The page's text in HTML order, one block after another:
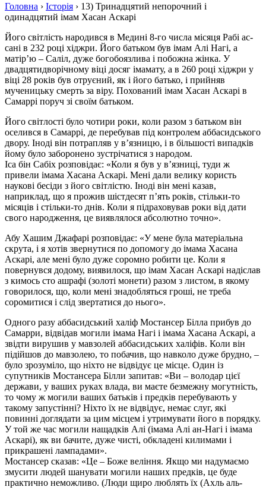
Головна › Історія › 13) Тринадцятий непорочний і
одинадцятий імам Хасан Аскарі
Його світлість народився в Медині 8-го числа місяця Рабі ас-
сані в 232 році хіджри. Його батьком був імам Алі Нагі, а
матір’ю – Саліл, дуже богобоязлива і побожна жінка. У
двадцятидворічному віці досяг імамату, а в 260 році хіджри у
віці 28 років був отруєний, як і його батько, і прийняв
мученицьку смерть за віру. Похований імам Хасан Аскарі в
Самаррі поруч зі своїм батьком.
Його світлості було чотири роки, коли разом з батьком він
оселився в Самаррі, де перебував під контролем аббасидського
двору. Іноді він потрапляв у в’язницю, і в більшості випадків
йому було заборонено зустрічатися з народом.
Іса бін Сабіх розповідає: «Коли я був у в’язниці, туди ж
привели імама Хасана Аскарі. Мені дали велику користь
наукові бесіди з його світлістю. Іноді він мені казав,
наприклад, що я прожив шістдесят п’ять років, стільки-то
місяців і стільки-то днів. Коли я підраховував роки від дати
свого народження, це виявлялося абсолютно точно».
Абу Хашим Джафарі розповідає: «У мене була матеріальна
скрута, і я хотів звернутися по допомогу до імама Хасана
Аскарі, але мені було дуже соромно робити це. Коли я
повернувся додому, виявилося, що імам Хасан Аскарі надіслав
з кимось сто ашрафі (золоті монети) разом з листом, в якому
говорилося, що, коли мені знадобляться гроші, не треба
соромитися і слід звертатися до нього».
Одного разу аббасидський халіф Мостансер Білла прибув до
Самарри, відвідав могили імама Нагі і імама Хасана Аскарі, а
звідти вирушив у мавзолей аббасидських халіфів. Коли він
підійшов до мавзолею, то побачив, що навколо дуже брудно, –
було зрозуміло, що ніхто не відвідує це місце. Один із
супутників Мостансера Білли запитав: «Ви – володар цієї
держави, у ваших руках влада, ви маєте безмежну могутність,
то чому ж могили ваших батьків і предків перебувають у
такому запустінні? Ніхто їх не відвідує, немає слуг, які
повинні доглядати за цим місцем і утримувати його в порядку.
У той же час могили нащадків Алі (імама Алі ан-Нагі і імама
Аскарі), як ви бачите, дуже чисті, обкладені килимами і
прикрашені лампадами».
Мостансер сказав: «Це – Боже веління. Якщо ми надумаємо
змусити людей шанувати могили наших предків, це буде
практично неможливо. (Люди щиро люблять їх (Ахль аль-